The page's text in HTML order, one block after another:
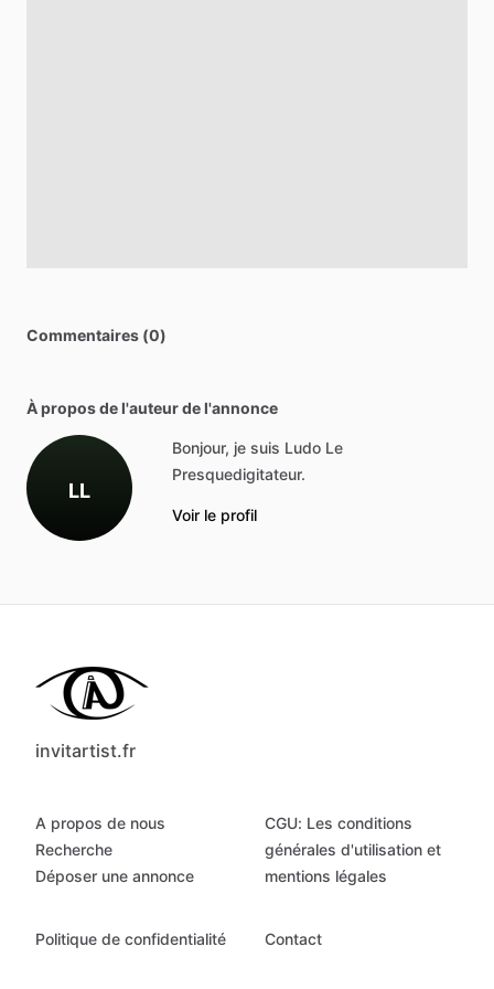
Commentaires (0)
À propos de l'auteur de l'annonce
LL
Bonjour, je suis Ludo Le
Presquedigitateur.
Voir le profil
invitartist.fr
A propos de nous
Recherche
Déposer une annonce
CGU: Les conditions
générales d'utilisation et
mentions légales
Politique de confidentialité Contact